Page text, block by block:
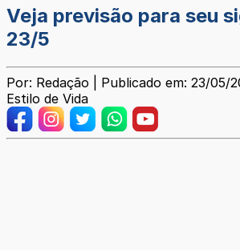
Veja previsão para seu
23/5
Por: Redação | Publicado em: 23/05/
Estilo de Vida